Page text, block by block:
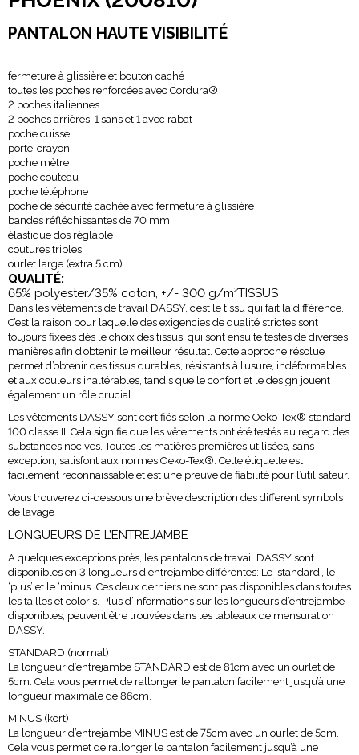
PANTALON HAUTE VISIBILITÉ
fermeture à glissière et bouton caché
toutes les poches renforcées avec Cordura®
2 poches italiennes
2 poches arrières: 1 sans et 1 avec rabat
poche cuisse
porte-crayon
poche mètre
poche couteau
poche téléphone
poche de sécurité cachée avec fermeture à glissière
bandes réfléchissantes de 70 mm
élastique dos réglable
coutures triples
ourlet large (extra 5 cm)
QUALITÉ:
65% polyester/35% coton, +/- 300 g/m²TISSUS
Dans les vêtements de travail DASSY, c’est le tissu qui fait la différence.
C’est la raison pour laquelle des exigencies de qualité strictes sont
toujours fixées dès le choix des tissus, qui sont ensuite testés de diverses
manières afin d’obtenir le meilleur résultat. Cette approche résolue
permet d’obtenir des tissus durables, résistants à l’usure, indéformables
et aux couleurs inaltérables, tandis que le confort et le design jouent
également un rôle crucial.
Les vêtements DASSY sont certifiés selon la norme Oeko-Tex® standard
100 classe II. Cela signifie que les vêtements ont été testés au regard des
substances nocives. Toutes les matières premières utilisées, sans
exception, satisfont aux normes Oeko-Tex®. Cette étiquette est
facilement reconnaissable et est une preuve de fiabilité pour l’utilisateur.
Vous trouverez ci-dessous une brève description des different symbols
de lavage
LONGUEURS DE L’ENTREJAMBE
A quelques exceptions près, les pantalons de travail DASSY sont
disponibles en 3 longueurs d'entrejambe différentes: Le ‘standard’, le
‘plus’ et le ‘minus’. Ces deux derniers ne sont pas disponibles dans toutes
les tailles et coloris. Plus d’informations sur les longueurs d’entrejambe
disponibles, peuvent être trouvées dans les tableaux de mensuration
DASSY.
STANDARD (normal)
La longueur d’entrejambe STANDARD est de 81cm avec un ourlet de
5cm. Cela vous permet de rallonger le pantalon facilement jusqu’à une
longueur maximale de 86cm.
MINUS (kort)
La longueur d’entrejambe MINUS est de 75cm avec un ourlet de 5cm.
Cela vous permet de rallonger le pantalon facilement jusqu’à une